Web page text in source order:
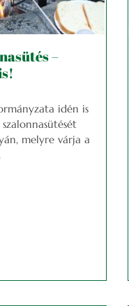
–
idén is
melyre várja a